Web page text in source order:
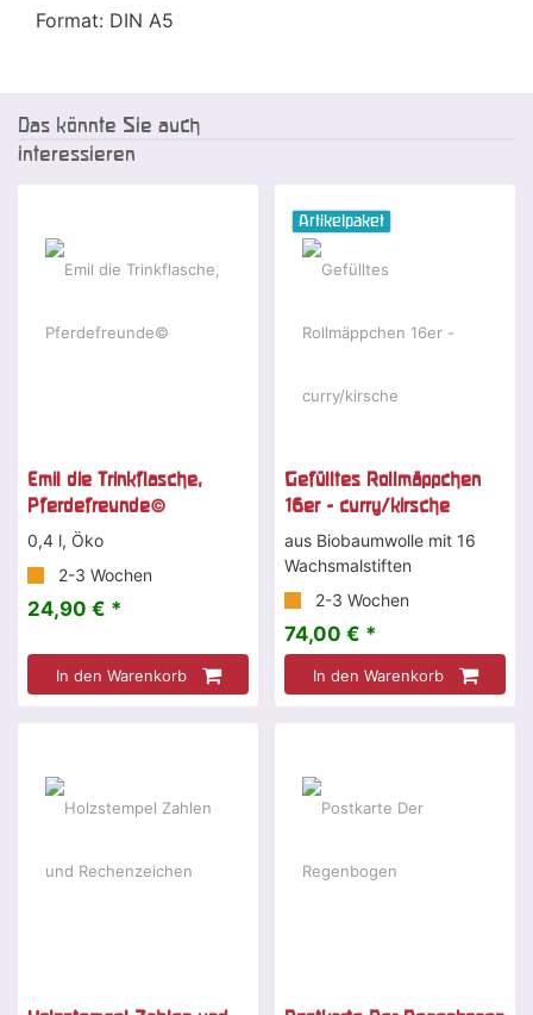
Format: DIN A5
Das könnte Sie auch
interessieren
Emil die Trinkflasche,
Pferdefreunde©
0,4 l, Öko
2-3 Wochen
24,90 € *
In den Warenkorb
Artikelpaket
Gefülltes Rollmäppchen
16er - curry/kirsche
aus Biobaumwolle mit 16
Wachsmalstiften
2-3 Wochen
74,00 € *
In den Warenkorb